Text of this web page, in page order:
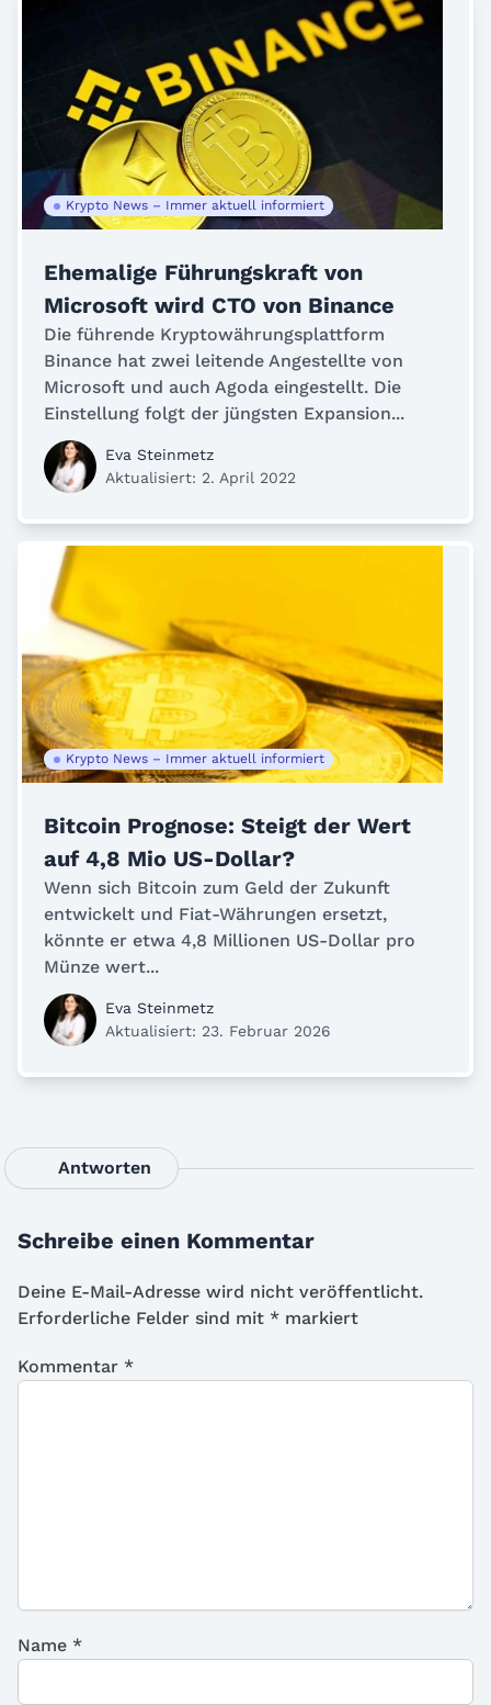
Krypto News – Immer aktuell informiert
Ehemalige Führungskraft von
Microsoft wird CTO von Binance
Die führende Kryptowährungsplattform
Binance hat zwei leitende Angestellte von
Microsoft und auch Agoda eingestellt. Die
Einstellung folgt der jüngsten Expansion...
Eva Steinmetz
Aktualisiert: 2. April 2022
Krypto News – Immer aktuell informiert
Bitcoin Prognose: Steigt der Wert
auf 4,8 Mio US-Dollar?
Wenn sich Bitcoin zum Geld der Zukunft
entwickelt und Fiat-Währungen ersetzt,
könnte er etwa 4,8 Millionen US-Dollar pro
Münze wert...
Eva Steinmetz
Aktualisiert: 23. Februar 2026
Antworten
Schreibe einen Kommentar
Deine E-Mail-Adresse wird nicht veröffentlicht.
Erforderliche Felder sind mit * markiert
Kommentar *
Name *